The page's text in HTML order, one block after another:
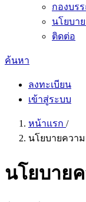
กองบร
นโยบา
ติดต่อ
ค้นหา
ลงทะเบียน
เข้าสู่ระบบ
หน้าแรก /
นโยบายควา
นโยบาย